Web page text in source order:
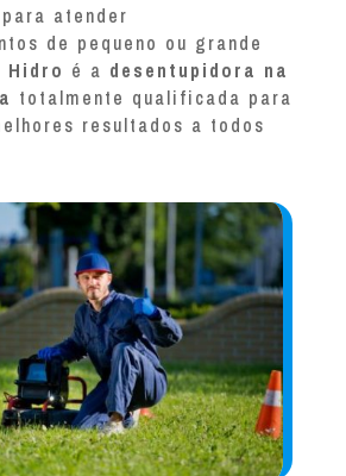
atender
de pequeno ou grande
Hidro é a desentupidora na
totalmente qualificada para
resultados a todos